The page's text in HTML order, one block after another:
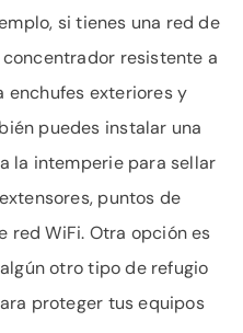
si tienes una red de
resistente a
enchufes exteriores y
puedes instalar una
la intemperie para sellar
puntos de
red WiFi. Otra opción es
otro tipo de refugio
proteger tus equipos